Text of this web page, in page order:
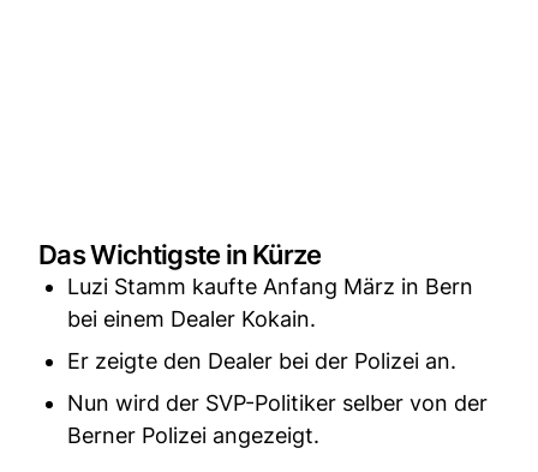
Das Wichtigste in Kürze
Luzi Stamm kaufte Anfang März in Bern
bei einem Dealer Kokain.
Er zeigte den Dealer bei der Polizei an.
Nun wird der SVP-Politiker selber von der
Berner Polizei angezeigt.